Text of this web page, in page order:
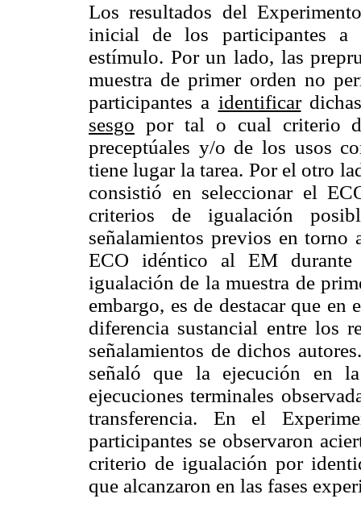
Los resultados del
inicial de los participantes a
estímulo. Por un lado, las
muestra de primer orden no
participantes a identificar
sesgo por tal o cual criterio
preceptúales y/o de los usos
tiene lugar la tarea. Por el otro
consistió en seleccionar el
criterios de igualación
señalamientos previos en
ECO idéntico al EM durante
igualación de la muestra de
embargo, es de destacar que en
diferencia sustancial entre los
señalamientos de dichos
señaló que la ejecución en
ejecuciones terminales
transferencia. En el
participantes se observaron
criterio de igualación por
que alcanzaron en las fases